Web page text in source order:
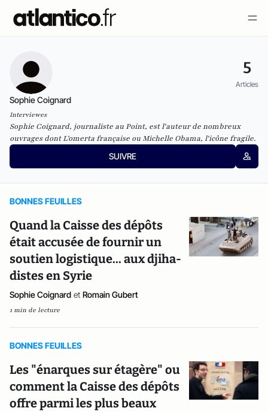
5
Articles
Sophie Coignard
Interviewes
Sophie Coignard, journaliste auPoint, est l'auteur de nombreux
ouvrages dontL'omerta française ouMichelle Obama, l'icône fragile.
SUIVRE
BONNES FEUILLES
Quand la Caisse des dépôts
était accusée de fournir un
soutien logistique... aux djiha­
distes en Syrie
Sophie Coignard et Romain Gubert
1 min de lecture
BONNES FEUILLES
Les "énarques sur étagère" ou
comment la Caisse des dépôts
offre parmi les plus beaux